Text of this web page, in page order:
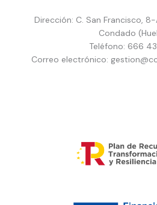
Dirección: C. San Francisco, 8-
Condado
Teléfono: 666
Correo electrónico: